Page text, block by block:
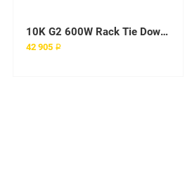
10K G2 600W Rack Tie Down Kit
42 905 ₽